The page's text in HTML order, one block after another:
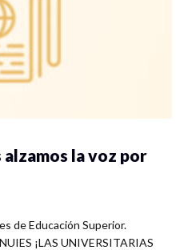
alzamos la voz por
de Educación Superior.
¡LAS UNIVERSITARIAS